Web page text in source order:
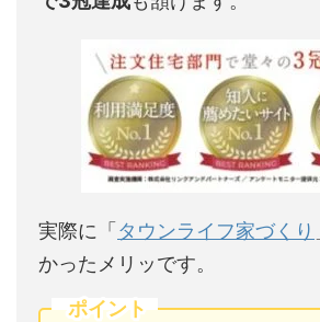
実際に「 タウンライフ家づくり
かったメリッです。
ポイント